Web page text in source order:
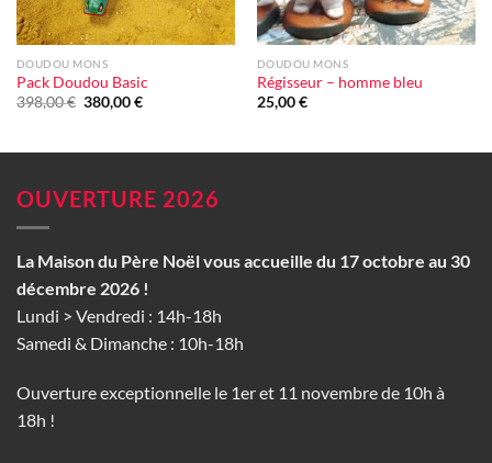
DOUDOU MONS
Pack Doudou Basic
398,00€ Le
398,00 €.
380,00€Le
380,00 €.
DOUDOU MONS
Régisseur – homme bleu
25,00€
OUVERTURE 2026
La Maison du Père Noël vous accueille du 17 octobre au 30
décembre 2026 !
Lundi > Vendredi : 14h-18h
Samedi & Dimanche : 10h-18h
Ouverture exceptionnelle le 1er et 11 novembre de 10h à
18h !